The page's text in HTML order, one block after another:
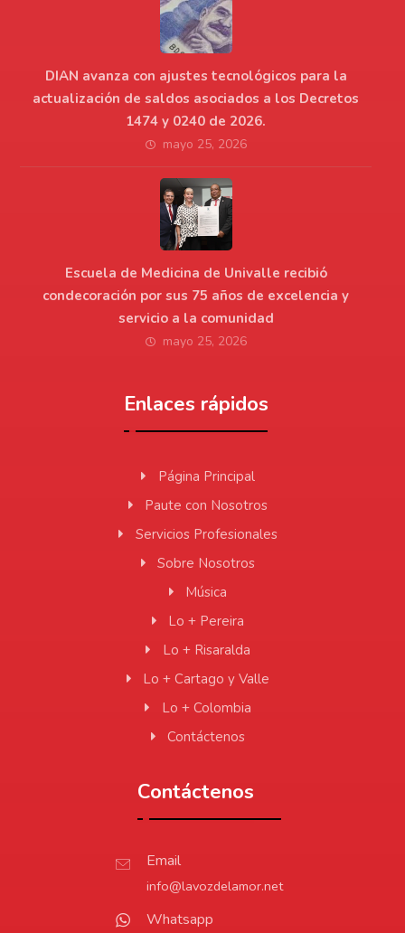
DIAN avanza con ajustes tecnológicos para la
actualización de saldos asociados a los Decretos
1474 y 0240 de 2026.
mayo 25, 2026
Escuela de Medicina de Univalle recibió
condecoración por sus 75 años de excelencia y
servicio a la comunidad
mayo 25, 2026
Enlaces rápidos
Página Principal
Paute con Nosotros
Servicios Profesionales
Sobre Nosotros
Música
Lo + Pereira
Lo + Risaralda
Lo + Cartago y Valle
Lo + Colombia
Contáctenos
Contáctenos
Email
info@lavozdelamor.net
Whatsapp